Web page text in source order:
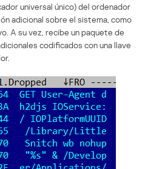
universal único) del ordenador
adicional sobre el sistema, como
A su vez, recibe un paquete de
codificados con una llave